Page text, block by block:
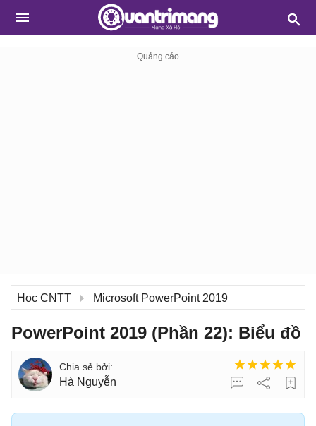
Học CNTT Microsoft PowerPoint 2019
PowerPoint 2019 (Phần 22): Biểu đồ
Hà Nguyễn